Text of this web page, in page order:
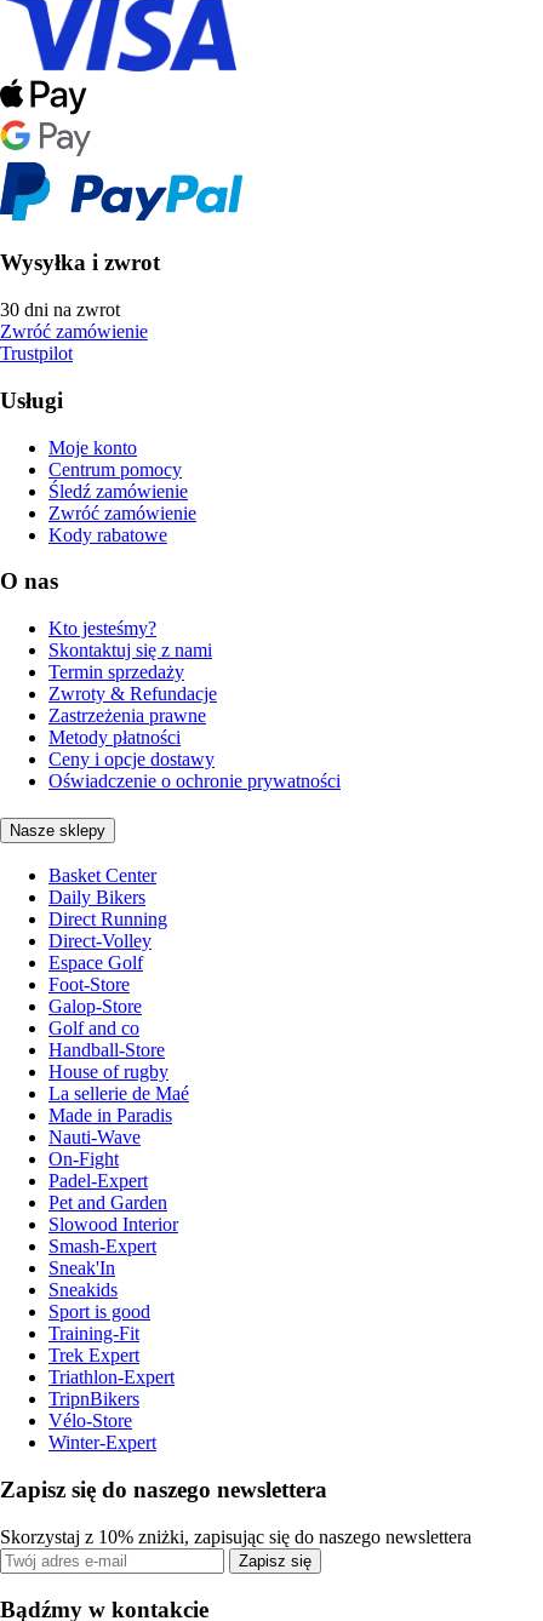
Wysyłka i zwrot
30 dni na zwrot
Zwróć zamówienie
Trustpilot
Usługi
Moje konto
Centrum pomocy
Śledź zamówienie
Zwróć zamówienie
Kody rabatowe
O nas
Kto jesteśmy?
Skontaktuj się z nami
Termin sprzedaży
Zwroty & Refundacje
Zastrzeżenia prawne
Metody płatności
Ceny i opcje dostawy
Oświadczenie o ochronie prywatności
Nasze sklepy
Basket Center
Daily Bikers
Direct Running
Direct-Volley
Espace Golf
Foot-Store
Galop-Store
Golf and co
Handball-Store
House of rugby
La sellerie de Maé
Made in Paradis
Nauti-Wave
On-Fight
Padel-Expert
Pet and Garden
Slowood Interior
Smash-Expert
Sneak'In
Sneakids
Sport is good
Training-Fit
Trek Expert
Triathlon-Expert
TripnBikers
Vélo-Store
Winter-Expert
Zapisz się do naszego newslettera
Skorzystaj z 10% zniżki, zapisując się do naszego newslettera
Zapisz się
Bądźmy w kontakcie